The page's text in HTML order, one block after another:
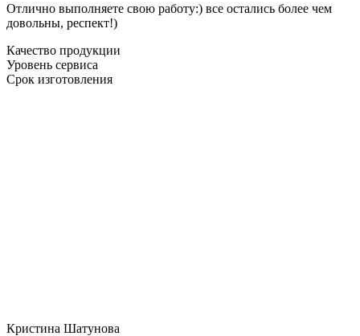
Отлично выполняете свою работу:) все остались более чем
довольны, респект!)
Качество продукции
Уровень сервиса
Срок изготовления
Кристина Шатунова